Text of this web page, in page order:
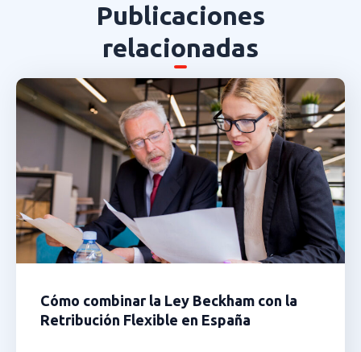
Publicaciones
relacionadas
Cómo combinar la Ley Beckham con la
Retribución Flexible en España